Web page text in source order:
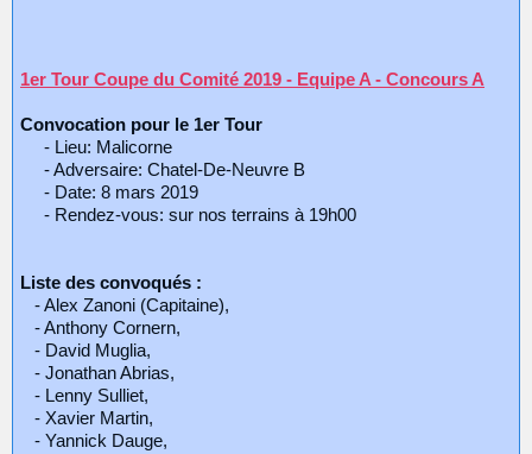
1er Tour Coupe du Comité 2019 - Equipe A - Concours A
Convocation pour le 1er Tour
- Lieu: Malicorne
- Adversaire: Chatel-De-Neuvre B
- Date: 8 mars 2019
- Rendez-vous: sur nos terrains à 19h00
Liste des convoqués :
- Alex Zanoni (Capitaine),
- Anthony Cornern,
- David Muglia,
- Jonathan Abrias,
- Lenny Sulliet,
- Xavier Martin,
- Yannick Dauge,